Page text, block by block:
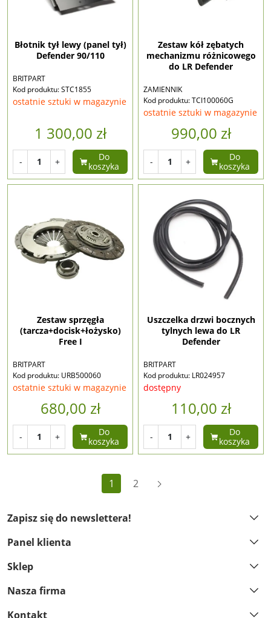
Błotnik tył lewy (panel tył)
Defender 90/110
BRITPART
Kod produktu: STC1855
ostatnie sztuki w magazynie
1 300,00 zł
- +
Do
koszyka
Zestaw kół zębatych
mechanizmu różnicowego
do LR Defender
ZAMIENNIK
Kod produktu: TCI100060G
ostatnie sztuki w magazynie
990,00 zł
- +
Do
koszyka
Zestaw sprzęgła
(tarcza+docisk+łożysko)
Free I
BRITPART
Kod produktu: URB500060
ostatnie sztuki w magazynie
680,00 zł
- +
Do
koszyka
Uszczelka drzwi bocznych
tylnych lewa do LR
Defender
BRITPART
Kod produktu: LR024957
dostępny
110,00 zł
- +
Do
koszyka
1 2 Dalej
Zapisz się do newslettera!
Panel klienta
Sklep
Nasza firma
Kontakt